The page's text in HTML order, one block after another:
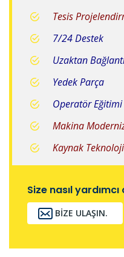
Tesis
7/24 Destek
Uzaktan
Yedek Parça
Operatör Eğitimi
Makina
Kaynak
Size nasıl
BIZE ULAŞIN.